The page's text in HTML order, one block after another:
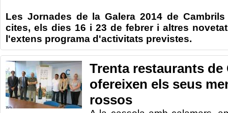
Les Jornades de la Galera 2014 de Cambrils
cites, els dies 16 i 23 de febrer i altres
l'extens programa d'activitats previstes.
Trenta restaurants de
ofereixen els seus
rossos